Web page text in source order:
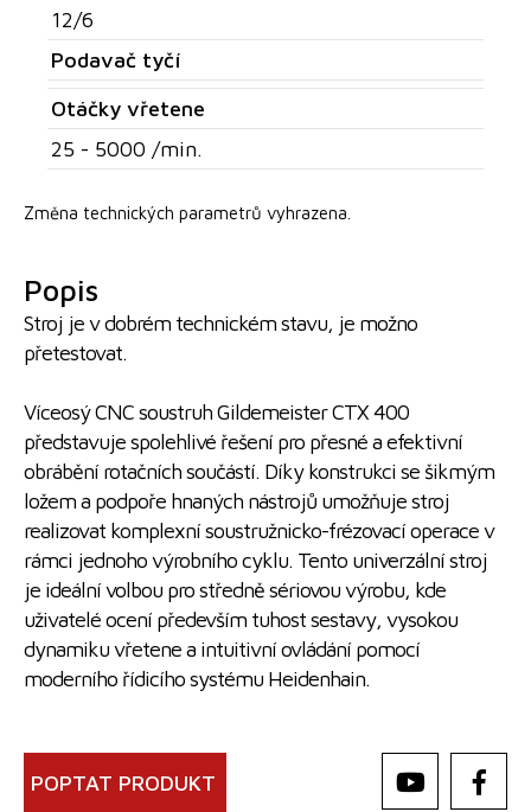
12/6
Podavač tyčí
Otáčky vřetene
25 - 5000 /min.
Změna technických parametrů vyhrazena.
Popis
Stroj je v dobrém technickém stavu, je možno
přetestovat.
Víceosý CNC soustruh Gildemeister CTX 400
představuje spolehlivé řešení pro přesné a efektivní
obrábění rotačních součástí. Díky konstrukci se šikmým
ložem a podpoře hnaných nástrojů umožňuje stroj
realizovat komplexní soustružnicko-frézovací operace v
rámci jednoho výrobního cyklu. Tento univerzální stroj
je ideální volbou pro středně sériovou výrobu, kde
uživatelé ocení především tuhost sestavy, vysokou
dynamiku vřetene a intuitivní ovládání pomocí
moderního řídicího systému Heidenhain.
POPTAT PRODUKT